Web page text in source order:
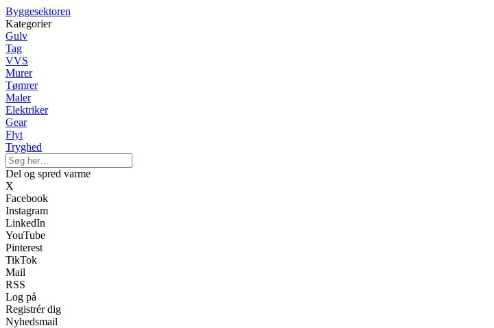
Byggesektoren
Kategorier
Gulv
Tag
VVS
Murer
Tømrer
Maler
Elektriker
Gear
Flyt
Tryghed
Del og spred varme
X
Facebook
Instagram
LinkedIn
YouTube
Pinterest
TikTok
Mail
RSS
Log på
Registrér dig
Nyhedsmail